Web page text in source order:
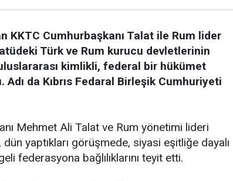
KKTC Cumhurbaşkanı Talat ile Rum lider
Türk ve Rum kurucu devletlerinin
kimlikli, federal bir hükümet
Adı da Kıbrıs Fedaral Birleşik Cumhuriyeti
Mehmet Ali Talat ve Rum yönetimi lideri
yaptıkları görüşmede, siyasi eşitliğe dayalı
federasyona bağlılıklarını teyit etti.